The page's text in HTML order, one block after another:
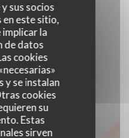
sus socios
este sitio,
implicar la
de datos
cookies
y se instalan
cookies
su
Estas
sirven